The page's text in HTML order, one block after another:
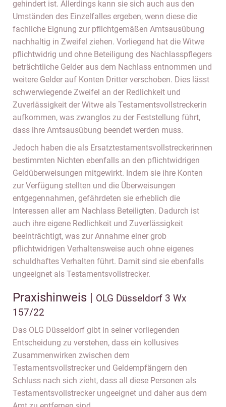
gehindert ist. Allerdings kann sie sich auch aus den
Umständen des Einzelfalles ergeben, wenn diese die
fachliche Eignung zur pflichtgemäßen Amtsausübung
nachhaltig in Zweifel ziehen. Vorliegend hat die Witwe
pflichtwidrig und ohne Beteiligung des Nachlasspflegers
beträchtliche Gelder aus dem Nachlass entnommen und
weitere Gelder auf Konten Dritter verschoben. Dies lässt
schwerwiegende Zweifel an der Redlichkeit und
Zuverlässigkeit der Witwe als Testamentsvollstreckerin
aufkommen, was zwanglos zu der Feststellung führt,
dass ihre Amtsausübung beendet werden muss.
Jedoch haben die als Ersatztestamentsvollstreckerinnen
bestimmten Nichten ebenfalls an den pflichtwidrigen
Geldüberweisungen mitgewirkt. Indem sie ihre Konten
zur Verfügung stellten und die Überweisungen
entgegennahmen, gefährdeten sie erheblich die
Interessen aller am Nachlass Beteiligten. Dadurch ist
auch ihre eigene Redlichkeit und Zuverlässigkeit
beeinträchtigt, was zur Annahme einer grob
pflichtwidrigen Verhaltensweise auch ohne eigenes
schuldhaftes Verhalten führt. Damit sind sie ebenfalls
ungeeignet als Testamentsvollstrecker.
Praxishinweis | OLG Düsseldorf 3 Wx
157/22
Das OLG Düsseldorf gibt in seiner vorliegenden
Entscheidung zu verstehen, dass ein kollusives
Zusammenwirken zwischen dem
Testamentsvollstrecker und Geldempfängern den
Schluss nach sich zieht, dass all diese Personen als
Testamentsvollstrecker ungeeignet und daher aus dem